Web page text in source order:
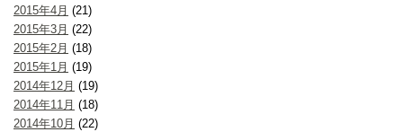
2015年4月 (21)
2015年3月 (22)
2015年2月 (18)
2015年1月 (19)
2014年12月 (19)
2014年11月 (18)
2014年10月 (22)